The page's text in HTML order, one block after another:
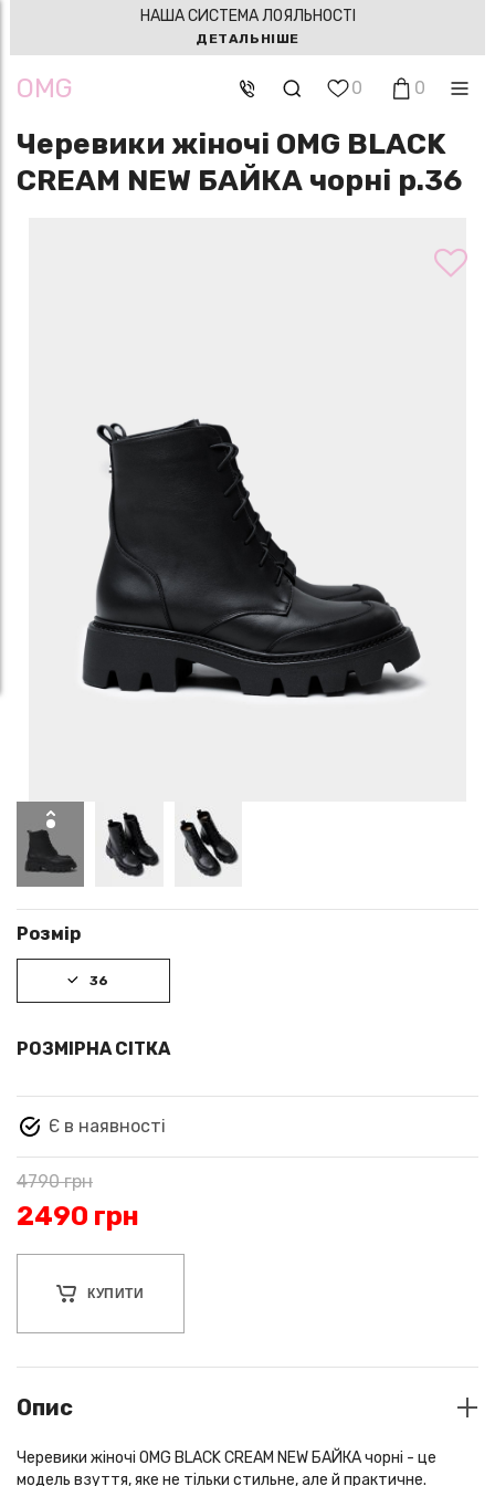
НАША СИСТЕМА ЛОЯЛЬНОСТІ
ДЕТАЛЬНІШЕ
OMG 0 0
Черевики жіночі OMG BLACK
CREAM NEW БАЙКА чорні р.36
Розмір
36
РОЗМІРНА СІТКА
Є в наявності
4790грн
2490 грн
КУПИТИ
Опис
Черевики жіночі OMG BLACK CREAM NEW БАЙКА чорні - це
модель взуття, яке не тільки стильне, але й практичне.